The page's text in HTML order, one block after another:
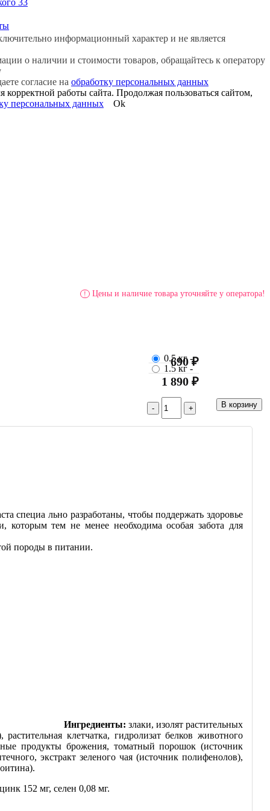
! Цены и наличие товара уточняйте у оператора!
0.5 кг-
690 ₽
1.5 кг-
1 890 ₽
специа льно разработаны, чтобы поддержать здоровье
которым тем не менее необходима особая забота для
породы в питании.
Ингредиенты: злаки, изолят растительных
клетчатка, гидролизат белков животного
продукты брожения, томатный порошок (источник
экстракт зеленого чая (источник полифенолов),
152 мг, селен 0,08 мг.
33
информационный характер и не является
о наличии и стоимости товаров, обращайтесь к оператору
согласие на обработку персональных данных
работы сайта. Продолжая пользоваться сайтом,
персональных данных Ok